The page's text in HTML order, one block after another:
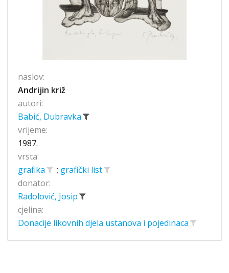
naslov:
Andrijin križ
autori:
Babić, Dubravka
vrijeme:
1987.
vrsta:
grafika
; grafički list
donator:
Radolović, Josip
cjelina:
Donacije likovnih djela ustanova i pojedinaca